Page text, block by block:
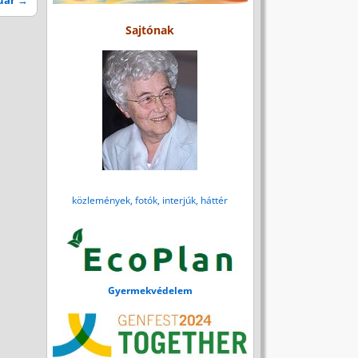
Sajtónak
közlemények, fotók, interjúk, háttér
Gyermekvédelem